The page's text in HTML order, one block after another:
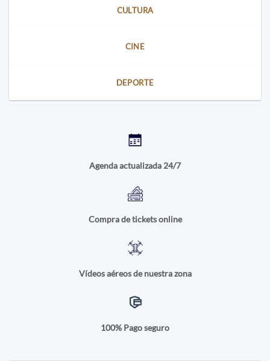
CULTURA
CINE
DEPORTE
Agenda actualizada 24/7
Compra de tickets online
Vídeos aéreos de nuestra zona
100% Pago seguro